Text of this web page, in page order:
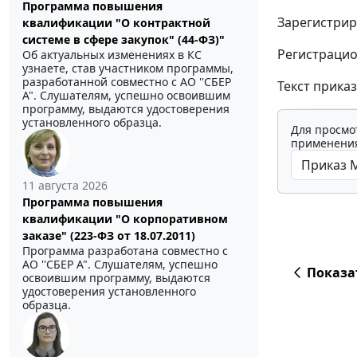
Программа повышения
квалификации "О контрактной
системе в сфере закупок" (44-ФЗ)"
Об актуальных изменениях в КС
узнаете, став участником программы,
разработанной совместно с АО ''СБЕР
А". Слушателям, успешно освоившим
программу, выдаются удостоверения
установленного образца.
11 августа 2026
Программа повышения
квалификации "О корпоративном
заказе" (223-ФЗ от 18.07.2011)
Программа разработана совместно с
АО ''СБЕР А". Слушателям, успешно
освоившим программу, выдаются
удостоверения установленного
образца.
Текст
Для